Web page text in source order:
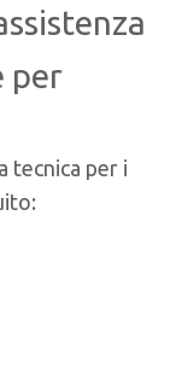
per
tecnica per i